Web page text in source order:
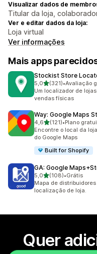
Visualizar dados de
Titular da loja,
Ver e editar dados da loja:
Loja virtual
Ver informações
Mais apps
Stockist Store
5,0de 5 estrelas
(321)
321 avaliações ao todo
•Avaliação
Um localizador de
vendas físicas
Way: Google Maps
4,6de 5 estrelas
(121)
121 avaliações ao todo
•Plano
Encontre o local da
do Google Maps
Built for Shopify
GA: Google
5,0de 5 estrelas
(108)
108 avaliações ao todo
•Grátis
Mapa de
localização de loja.
Quer